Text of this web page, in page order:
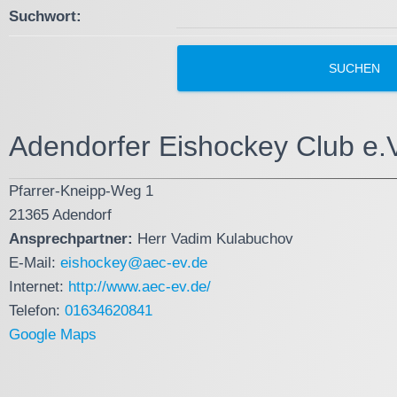
Suchwort:
Adendorfer Eishockey Club
Pfarrer-Kneipp-Weg 1
21365 Adendorf
Ansprechpartner: Herr Vadim Kulabuchov
E-Mail: eishockey@aec-ev.de
Internet: http://www.aec-ev.de/
Telefon: 01634620841
Google Maps